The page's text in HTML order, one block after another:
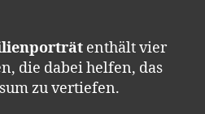
enthält vier
die dabei helfen, das
zu vertiefen.